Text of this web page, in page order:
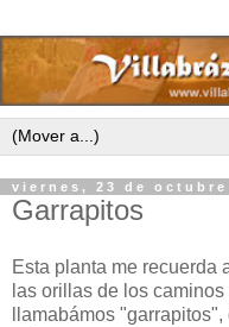
viernes, 23 de octubre
Garrapitos
Esta planta me recuerda
las orillas de los
llamabámos